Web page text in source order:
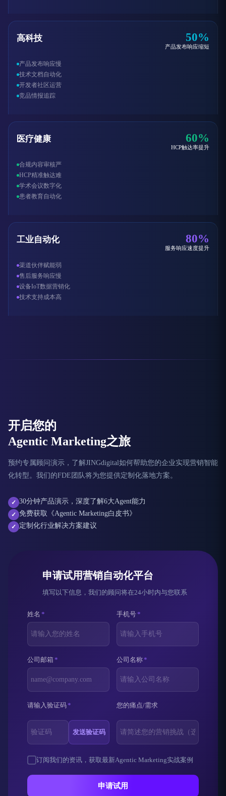
高科技 50%
产品发布响应缩短
产品发布响应慢
技术文档自动化
开发者社区运营
竞品情报追踪
医疗健康 60%
HCP触达率提升
合规内容审核严
HCP精准触达难
学术会议数字化
患者教育自动化
工业自动化 80%
服务响应速度提升
渠道伙伴赋能弱
售后服务响应慢
设备IoT数据营销化
技术支持成本高
开启您的
Agentic Marketing之旅
预约专属顾问演示，了解JINGdigital如何帮助您的企业实现营销智能
化转型。我们的FDE团队将为您提供定制化落地方案。
✓ 30分钟产品演示，深度了解6大Agent能力
✓ 免费获取《Agentic Marketing白皮书》
✓ 定制化行业解决方案建议
申请试用营销自动化平台
填写以下信息，我们的顾问将在24小时内与您联系
姓名 * 手机号*
公司邮箱* 公司名称*
请输入验证码*
发送验证码
您的痛点/需求
订阅我们的资讯，获取最新Agentic Marketing实战案例
申请试用